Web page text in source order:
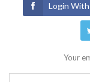
Login
Your